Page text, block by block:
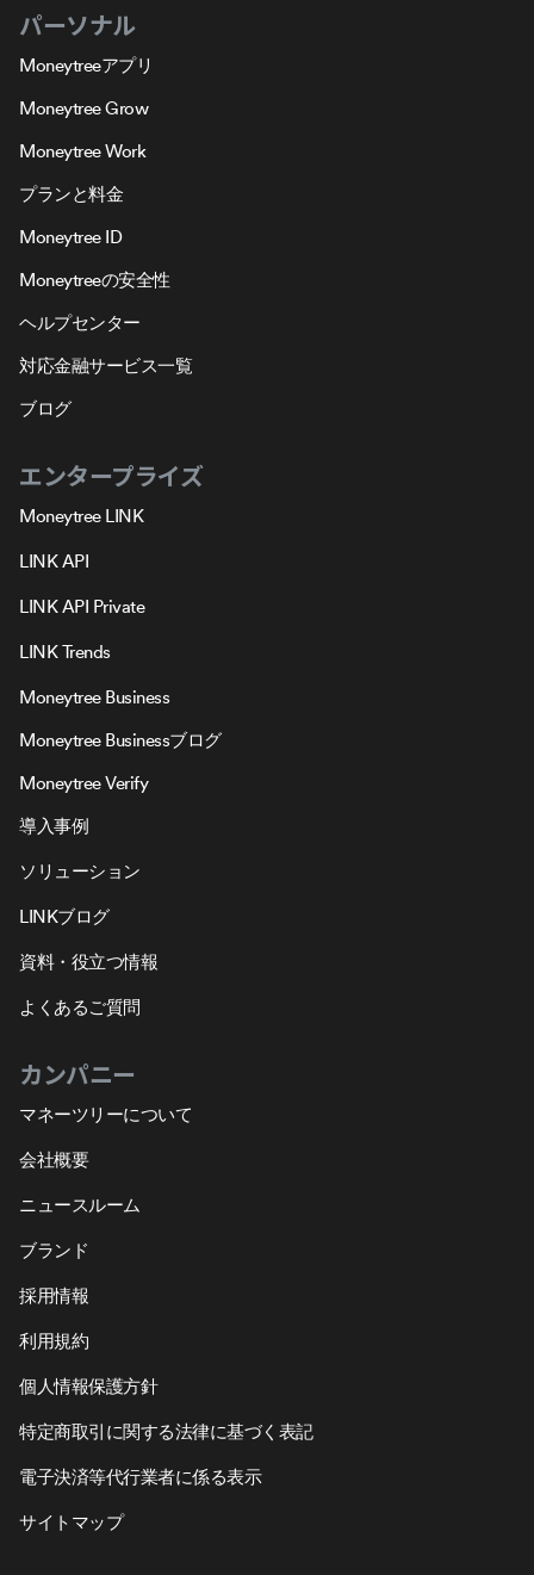
パーソナル
Moneytreeアプリ
Moneytree Grow
Moneytree Work
プランと料金
Moneytree ID
Moneytreeの安全性
ヘルプセンター
対応金融サービス一覧
ブログ
エンタープライズ
Moneytree LINK
LINK API
LINK API Private
LINK Trends
Moneytree Business
Moneytree Businessブログ
Moneytree Verify
導入事例
ソリューション
LINKブログ
資料・役立つ情報
よくあるご質問
カンパニー
マネーツリーについて
会社概要
ニュースルーム
ブランド
採用情報
利用規約
個人情報保護方針
特定商取引に関する法律に基づく表記
電子決済等代行業者に係る表示
サイトマップ